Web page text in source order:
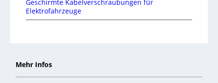
Geschirmte Kabelverschraubungen für
Elektrofahrzeuge
Mehr Infos